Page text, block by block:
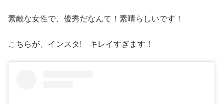
素敵な女性で、優秀だなんて！素晴らしいです！
こちらが、インスタ! キレイすぎます！